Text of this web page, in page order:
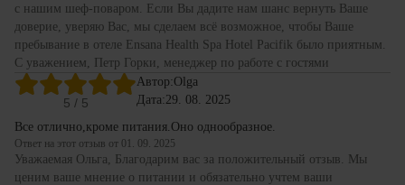
с нашим шеф-поваром. Если Вы дадите нам шанс вернуть Ваше
доверие, уверяю Вас, мы сделаем всё возможное, чтобы Ваше
пребывание в отеле Ensana Health Spa Hotel Pacifik было приятным.
С уважением, Петр Горки, менеджер по работе с гостями
5 / 5
Автор:Olga
Дата:29. 08. 2025
Все отлично,кроме питания.Оно однообразное.
Ответ на этот отзыв от 01. 09. 2025
Уважаемая Ольга, Благодарим вас за положительный отзыв. Мы
ценим ваше мнение о питании и обязательно учтем ваши